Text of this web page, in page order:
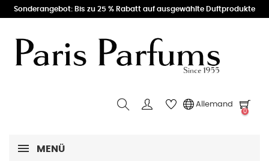
Sonderangebot: Bis zu 25 % Rabatt auf ausgewählte Duftprodukte
Allemand
0
MENÜ